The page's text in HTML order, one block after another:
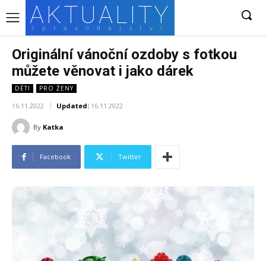
AKTUALITY
zpravodajství
Originální vánoční ozdoby s fotkou
můžete věnovat i jako dárek
DĚTI PRO ŽENY
16.11.2022 Updated: 16.11.2022
By Katka
Facebook Twitter